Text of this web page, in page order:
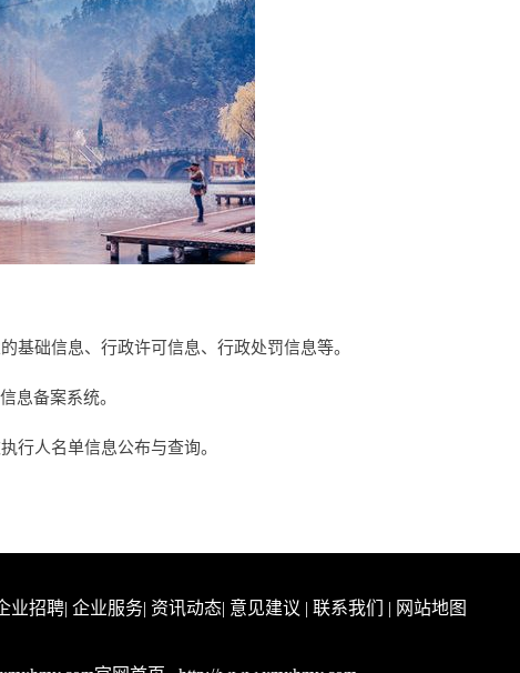
基础信息、行政许可信息、行政处罚信息等。
息备案系统。
行人名单信息公布与查询。
业招聘| 企业服务| 资讯动态| 意见建议 | 联系我们 | 网站地图